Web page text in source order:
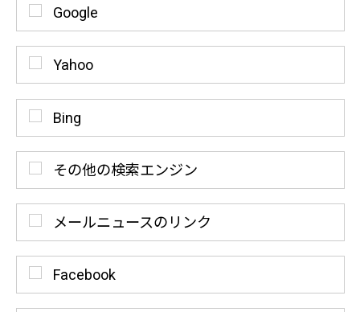
Google
Yahoo
Bing
その他の検索エンジン
メールニュースのリンク
Facebook